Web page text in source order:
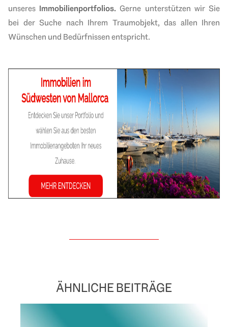
unseres Immobilienportfolios.Gerne unterstützen wir Sie
bei der Suche nach Ihrem Traumobjekt, das allen Ihren
Wünschen und Bedürfnissen entspricht.
ÄHNLICHE BEITRÄGE